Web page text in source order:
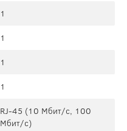
1
1
1
1
RJ-45 (10 Мбит/с, 100
Мбит/с)